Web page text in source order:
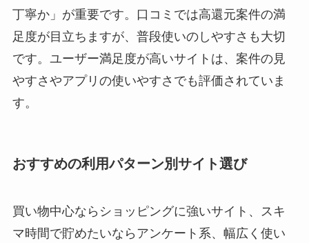
丁寧か」が重要です。口コミでは高還元案件の満
足度が目立ちますが、普段使いのしやすさも大切
です。ユーザー満足度が高いサイトは、案件の見
やすさやアプリの使いやすさでも評価されていま
す。
おすすめの利用パターン別サイト選び
買い物中心ならショッピングに強いサイト、スキ
マ時間で貯めたいならアンケート系、幅広く使い